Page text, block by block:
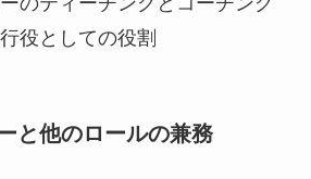
役としての役割
と他のロールの兼務